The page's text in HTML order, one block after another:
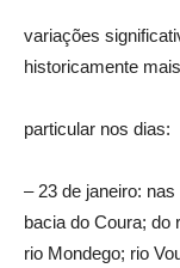
variações
historicamente
particular nos dias:
– 23 de janeiro:
bacia do Coura; do
rio Mondego; rio